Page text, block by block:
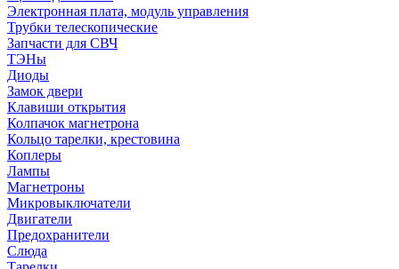
Электронная плата, модуль управления
Трубки телескопические
Запчасти для СВЧ
ТЭНы
Диоды
Замок двери
Клавиши открытия
Колпачок магнетрона
Кольцо тарелки, крестовина
Коплеры
Лампы
Магнетроны
Микровыключатели
Двигатели
Предохранители
Слюда